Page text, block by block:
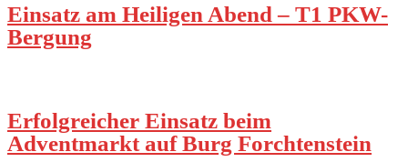
Einsatz am Heiligen Abend – T1 PKW-
Bergung
Erfolgreicher Einsatz beim
Adventmarkt auf Burg Forchtenstein